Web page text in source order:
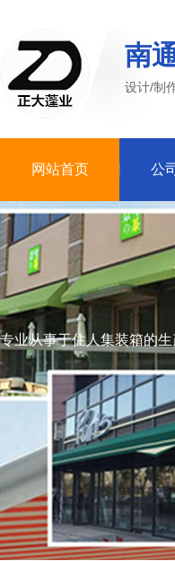
南
设计/制
网站首页 公
专业从事于住人集装箱的生